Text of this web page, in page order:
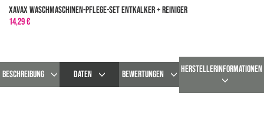
XavaX Waschmaschinen-Pflege-Set Entkalker + Reiniger
14,29 €
BESCHREIBUNG DATEN BEWERTUNGEN HERSTELLERINFORMATIONEN